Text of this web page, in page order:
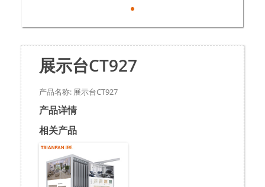
展示台CT927
产品名称: 展示台CT927
产品详情
相关产品